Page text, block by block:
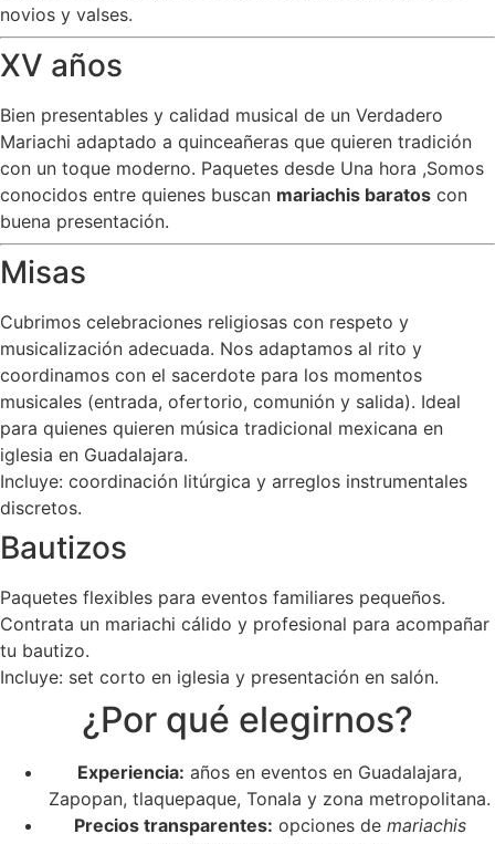
novios y valses.
XV años
Bien presentables y calidad musical de un Verdadero
Mariachi adaptado a quinceañeras que quieren tradición
con un toque moderno. Paquetes desde Una hora ,Somos
conocidos entre quienes buscan mariachis baratos con
buena presentación.
Misas
Cubrimos celebraciones religiosas con respeto y
musicalización adecuada. Nos adaptamos al rito y
coordinamos con el sacerdote para los momentos
musicales (entrada, ofertorio, comunión y salida). Ideal
para quienes quieren música tradicional mexicana en
iglesia en Guadalajara.
Incluye: coordinación litúrgica y arreglos instrumentales
discretos.
Bautizos
Paquetes flexibles para eventos familiares pequeños.
Contrata un mariachi cálido y profesional para acompañar
tu bautizo.
Incluye: set corto en iglesia y presentación en salón.
¿Por qué elegirnos?
Experiencia: años en eventos en Guadalajara,
Zapopan, tlaquepaque, Tonala y zona metropolitana.
Precios transparentes: opciones de mariachis